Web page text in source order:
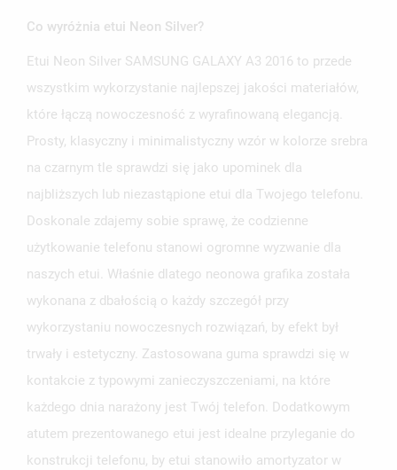
Co wyróżnia etui Neon Silver?
Etui Neon Silver SAMSUNG GALAXY A3 2016 to przede
wszystkim wykorzystanie najlepszej jakości materiałów,
które łączą nowoczesność z wyrafinowaną elegancją.
Prosty, klasyczny i minimalistyczny wzór w kolorze srebra
na czarnym tle sprawdzi się jako upominek dla
najbliższych lub niezastąpione etui dla Twojego telefonu.
Doskonale zdajemy sobie sprawę, że codzienne
użytkowanie telefonu stanowi ogromne wyzwanie dla
naszych etui. Właśnie dlatego neonowa grafika została
wykonana z dbałością o każdy szczegół przy
wykorzystaniu nowoczesnych rozwiązań, by efekt był
trwały i estetyczny. Zastosowana guma sprawdzi się w
kontakcie z typowymi zanieczyszczeniami, na które
każdego dnia narażony jest Twój telefon. Dodatkowym
atutem prezentowanego etui jest idealne przyleganie do
konstrukcji telefonu, by etui stanowiło amortyzator w